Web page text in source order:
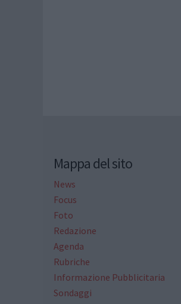
Mappa del sito
News
Focus
Foto
Redazione
Agenda
Rubriche
Informazione Pubblicitaria
Sondaggi